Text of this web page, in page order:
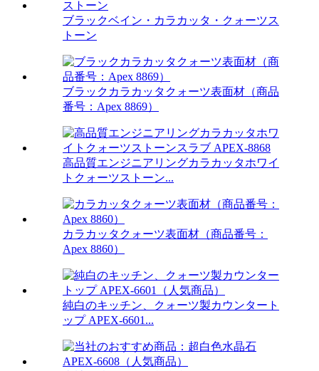
ブラックベイン・カラカッタ・クォーツス
トーン
ブラックカラカッタクォーツ表面材（商品
番号：Apex 8869）
高品質エンジニアリングカラカッタホワイ
トクォーツストーン...
カラカッタクォーツ表面材（商品番号：
Apex 8860）
純白のキッチン、クォーツ製カウンタート
ップ APEX-6601...